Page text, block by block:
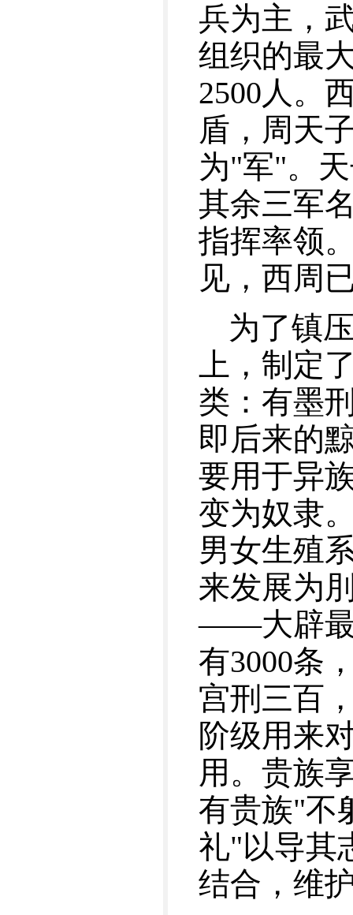
兵为主，
组织的最
2500人。
盾，周天
为"军"。
其余三军
指挥率领
见，西周
为了镇
上，制定
类：有墨
即后来的
要用于异
变为奴隶
男女生殖
来发展为
——大辟最
有3000条
宫刑三百
阶级用来
用。贵族
有贵族"不
礼"以导其
结合，维